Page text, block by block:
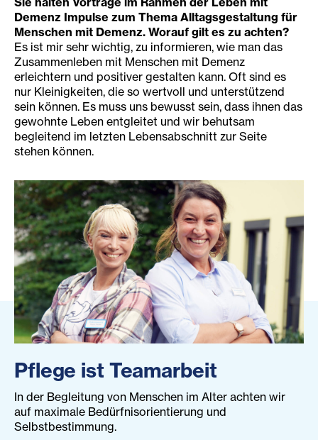
Demenz Impulse zum Thema Alltagsgestaltung für
Menschen mit Demenz. Worauf gilt es zu achten?
Es ist mir sehr wichtig, zu informieren, wie man das
Zusammenleben mit Menschen mit Demenz
erleichtern und positiver gestalten kann. Oft sind es
nur Kleinigkeiten, die so wertvoll und unterstützend
sein können. Es muss uns bewusst sein, dass ihnen das
gewohnte Leben entgleitet und wir behutsam
begleitend im letzten Lebensabschnitt zur Seite
stehen können.
Pflege ist Teamarbeit
In der Begleitung von Menschen im Alter achten wir
auf maximale Bedürfnisorientierung und
Selbstbestimmung.